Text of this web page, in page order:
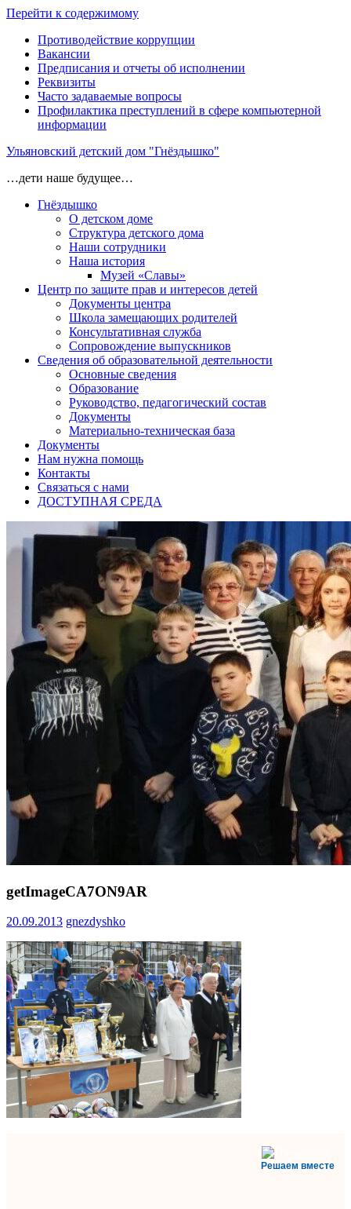
Перейти к содержимому
Противодействие коррупции
Вакансии
Предписания и отчеты об исполнении
Реквизиты
Часто задаваемые вопросы
Профилактика преступлений в сфере компьютерной
информации
Ульяновский детский дом "Гнёздышко"
…дети наше будущее…
Гнёздышко
О детском доме
Структура детского дома
Наши сотрудники
Наша история
Музей «Славы»
Центр по защите прав и интересов детей
Документы центра
Школа замещающих родителей
Консультативная служба
Сопровождение выпускников
Сведения об образовательной деятельности
Основные сведения
Образование
Руководство, педагогический состав
Документы
Материально-техническая база
Документы
Нам нужна помощь
Контакты
Связаться с нами
ДОСТУПНАЯ СРЕДА
getImageCA7ON9AR
20.09.2013 gnezdyshko
Решаем вместе